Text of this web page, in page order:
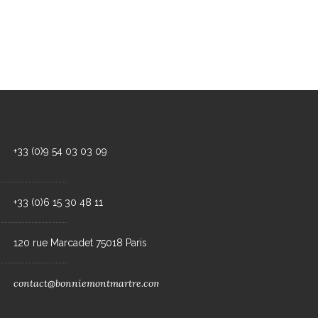
+33 (0)9 54 03 03 09
+33 (0)6 15 30 48 11
120 rue Marcadet 75018 Paris
contact@bonniemontmartre.com